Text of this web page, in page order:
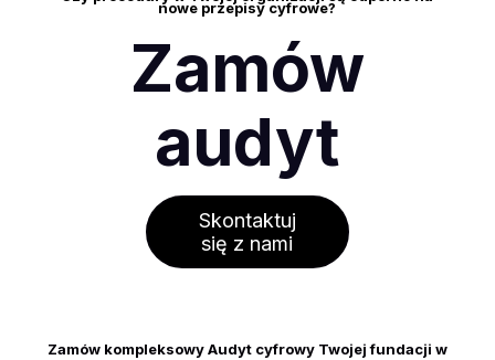
nowe przepisy cyfrowe?
Zamów
audyt
Skontaktuj
się z nami
Zamów kompleksowy Audyt cyfrowy Twojej fundacji w